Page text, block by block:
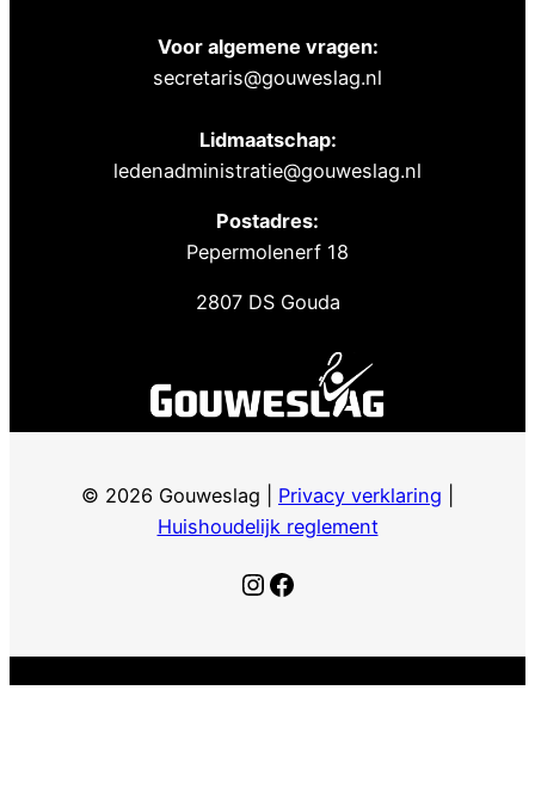
Voor algemene vragen:
secretaris@gouweslag.nl
Lidmaatschap:
ledenadministratie@gouweslag.nl
Postadres:
Pepermolenerf 18
2807 DS Gouda
© 2026 Gouweslag | Privacy verklaring
Huishoudelijk reglement
Instagram
Facebook